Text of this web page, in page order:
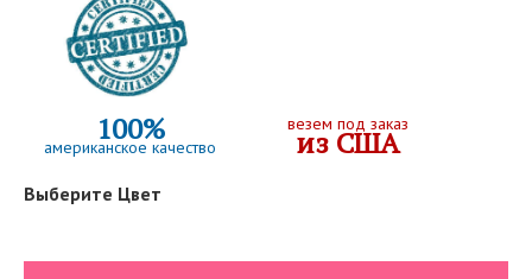
100%
американское качество
везем под заказ
из США
Выберите Цвет